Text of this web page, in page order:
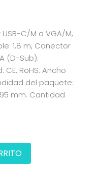
C/M a VGA/M,
1,8 m, Conector
(D-Sub).
RoHS. Ancho
del paquete:
mm. Cantidad